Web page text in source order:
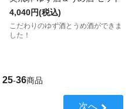
4,040円(税込)
こだわりのゆず酒とうめ酒ができま
した！
25-36商品
次へ